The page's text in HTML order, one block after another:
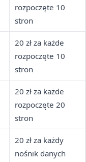
rozpoczęte 10
stron
20 zł za każde
rozpoczęte 10
stron
20 zł za każde
rozpoczęte 20
stron
20 zł za każdy
nośnik danych